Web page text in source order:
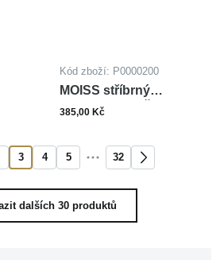
Kód zboží: P0000200
MOISS stříbrný
přívěsek ANDĚL
385,00 Kč
3 4 5 32
dalších 30 produktů